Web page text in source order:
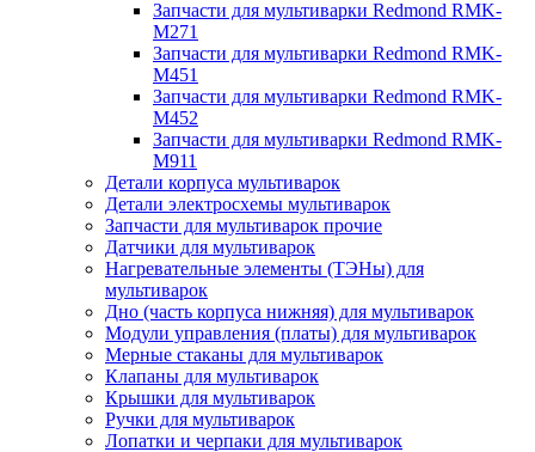
Запчасти для мультиварки Redmond RMK-
M271
Запчасти для мультиварки Redmond RMK-
M451
Запчасти для мультиварки Redmond RMK-
M452
Запчасти для мультиварки Redmond RMK-
M911
Детали корпуса мультиварок
Детали электросхемы мультиварок
Запчасти для мультиварок прочие
Датчики для мультиварок
Нагревательные элементы (ТЭНы) для
мультиварок
Дно (часть корпуса нижняя) для мультиварок
Модули управления (платы) для мультиварок
Мерные стаканы для мультиварок
Клапаны для мультиварок
Крышки для мультиварок
Ручки для мультиварок
Лопатки и черпаки для мультиварок